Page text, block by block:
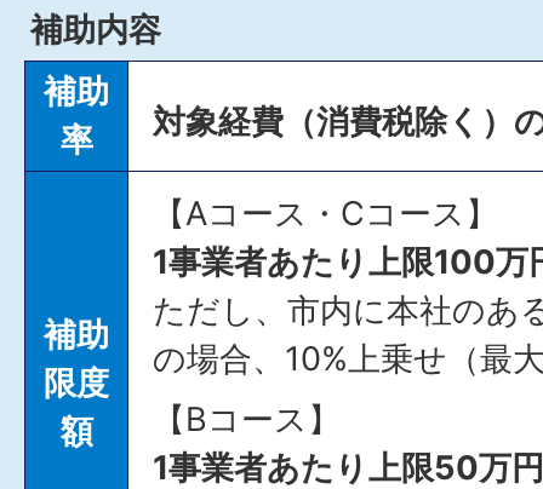
補助内容
補助
率
対象経費（消費税除く）
補助
限度
額
【Aコース・Cコース】
1事業者あたり上限100万
ただし、市内に本社のあ
の場合、10%上乗せ（最
【Bコース】
1事業者あたり上限50万